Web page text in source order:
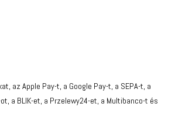
az Apple Pay-t, a Google Pay-t, a SEPA-t, a
a BLIK-et, a Przelewy24-et, a Multibanco-t és